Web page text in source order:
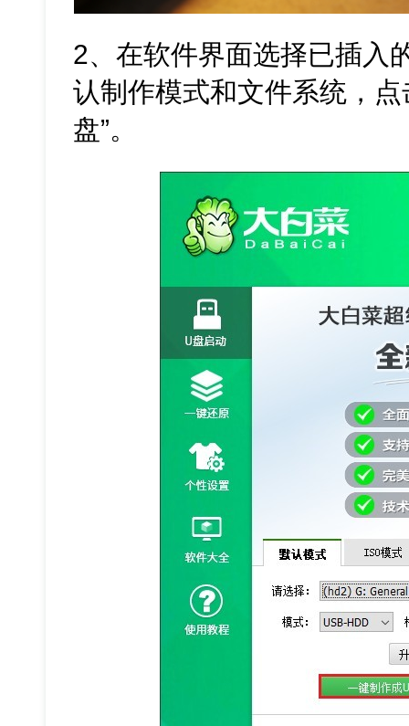
2、在软件界面选择已插入
认制作模式和文件系统，
盘”。